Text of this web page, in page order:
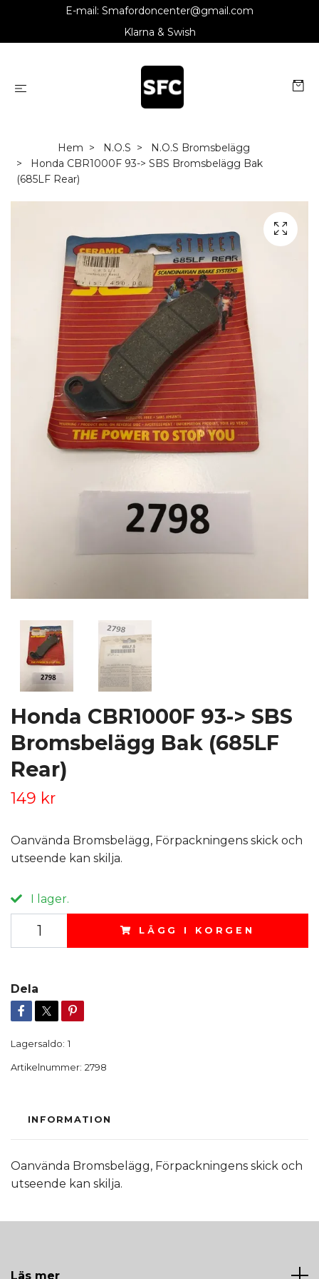
E-mail: Smafordoncenter@gmail.com
Klarna & Swish
Hem N.O.S
N.O.S Bromsbelägg
Honda CBR1000F 93-> SBS Bromsbelägg Bak
(685LF Rear)
Honda CBR1000F 93-> SBS
Bromsbelägg Bak (685LF
Rear)
149 kr
Oanvända Bromsbelägg, Förpackningens skick och
utseende kan skilja.
I lager.
LÄGG I KORGEN
Dela
Lagersaldo: 1
Artikelnummer: 2798
INFORMATION
Oanvända Bromsbelägg, Förpackningens skick och
utseende kan skilja.
Läs mer